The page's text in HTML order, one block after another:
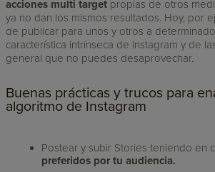
acciones multi target propias de otros
ya no dan los mismos resultados. Hoy, por
de publicar para unos y otros a
característica intrínseca de Instagram y de
general que no puedes desaprovechar.
Buenas prácticas y trucos para
algoritmo de Instagram
Postear y subir Stories teniendo en
preferidos por tu audiencia.